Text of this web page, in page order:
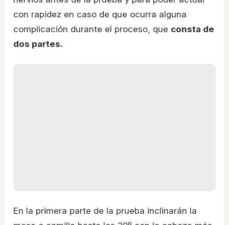
con rapidez en caso de que ocurra alguna
complicación durante el proceso, que consta de
dos partes.
En la primera parte de la prueba inclinarán la